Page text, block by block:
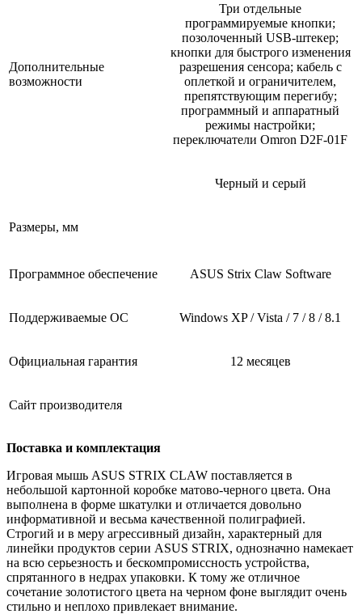
Дополнительные
возможности
Три отдельные
программируемые кнопки;
позолоченный USB-штекер;
кнопки для быстрого изменения
разрешения сенсора; кабель с
оплеткой и ограничителем,
препятствующим перегибу;
программный и аппаратный
режимы настройки;
переключатели Omron D2F-01F
Черный и серый
Размеры, мм
Программное обеспечение ASUS Strix Claw Software
Поддерживаемые ОС Windows ХP / Vista / 7 / 8 / 8.1
Официальная гарантия 12 месяцев
Сайт производителя
Поставка и комплектация
Игровая мышь ASUS STRIX CLAW поставляется в
небольшой картонной коробке матово-черного цвета. Она
выполнена в форме шкатулки и отличается довольно
информативной и весьма качественной полиграфией.
Строгий и в меру агрессивный дизайн, характерный для
линейки продуктов серии ASUS STRIX, однозначно намекает
на всю серьезность и бескомпромиссность устройства,
спрятанного в недрах упаковки. К тому же отличное
сочетание золотистого цвета на черном фоне выглядит очень
стильно и неплохо привлекает внимание.